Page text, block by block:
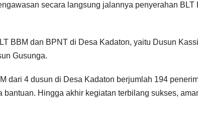
secara langsung jalannya penyerahan BLT
BBM dan BPNT di Desa Kadaton, yaitu Dusun Kassi
Gusunga.
dari 4 dusun di Desa Kadaton berjumlah 194
Hingga akhir kegiatan terbilang sukses,